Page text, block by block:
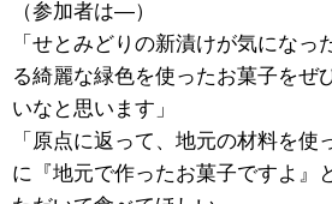
（参加者は―）
「せとみどりの新漬けが気になっ
る綺麗な緑色を使ったお菓子をぜ
いなと思います」
「原点に返って、地元の材料を使
に『地元で作ったお菓子ですよ』